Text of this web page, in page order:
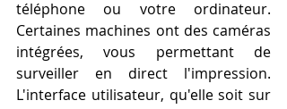
téléphone ou votre ordinateur.
Certaines machines ont des caméras
intégrées, vous permettant de
surveiller en direct l'impression.
L'interface utilisateur, qu'elle soit sur